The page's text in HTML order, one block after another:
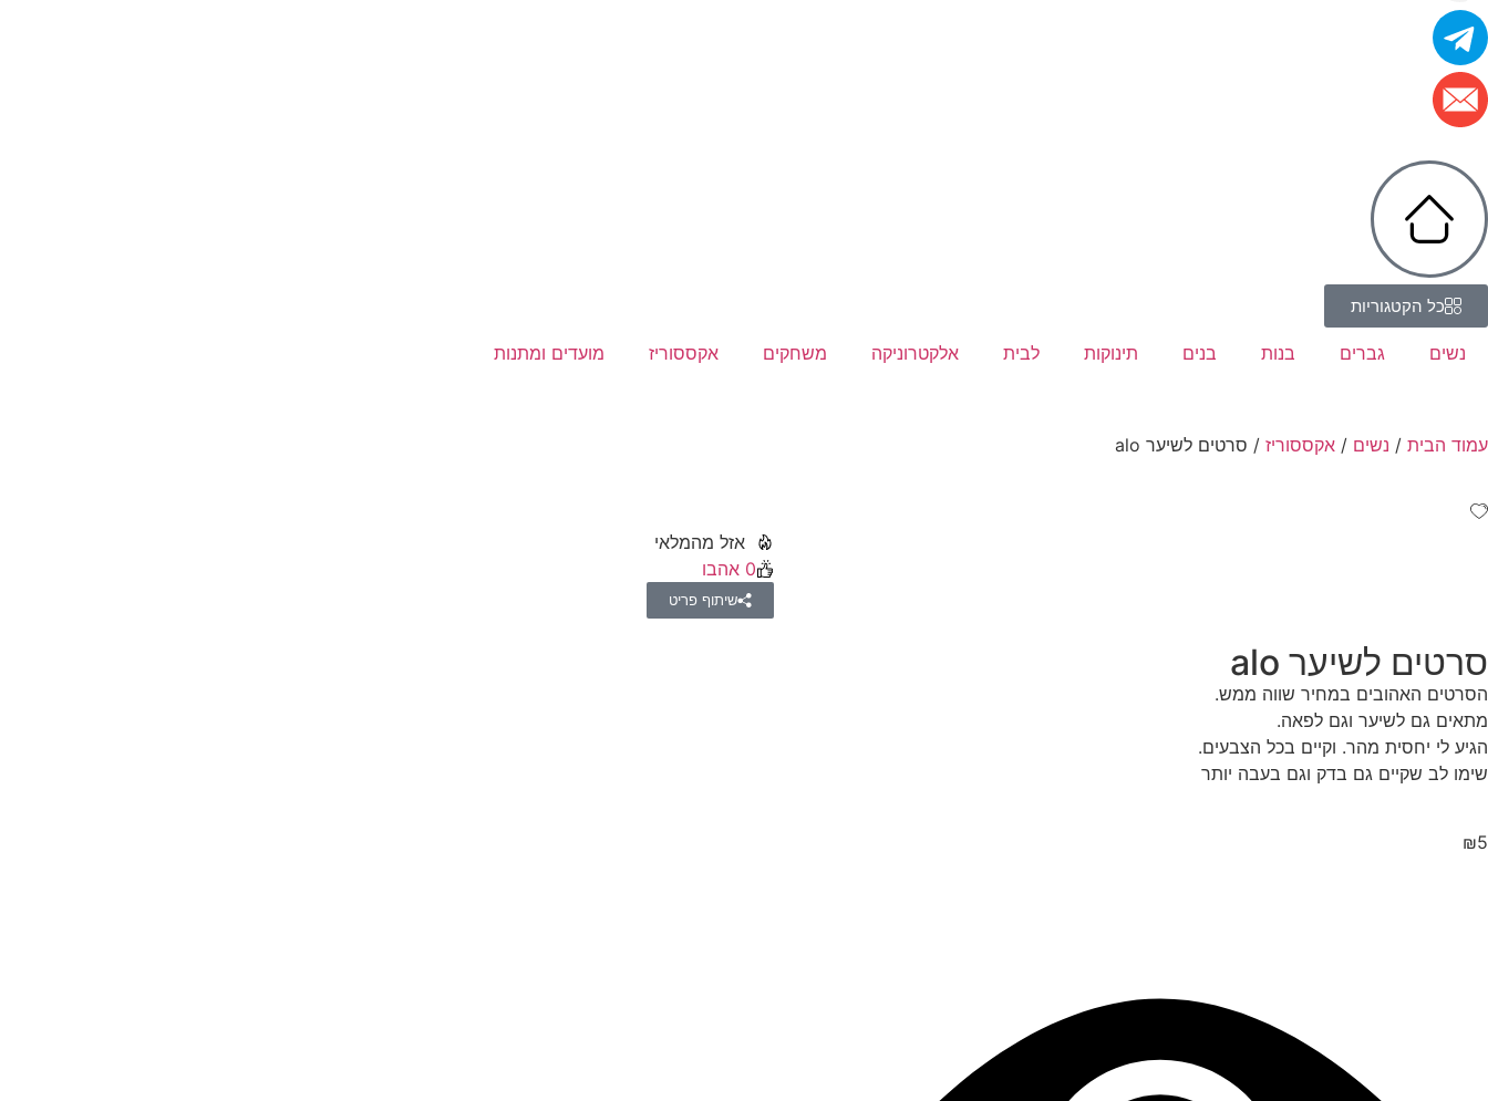
כל הקטגוריות
נשים גברים בנות בנים תינוקות לבית אלקטרוניקה משחקים אקססוריז מועדים ומתנות
עמוד הבית / נשים / אקססוריז / סרטים לשיער alo
אזל מהמלאי
0 אהבו
שיתוף פריט
סרטים לשיער alo
הסרטים האהובים במחיר שווה ממש.
מתאים גם לשיער וגם לפאה.
הגיע לי יחסית מהר. וקיים בכל הצבעים.
שימו לב שקיים גם בדק וגם בעבה יותר
₪5